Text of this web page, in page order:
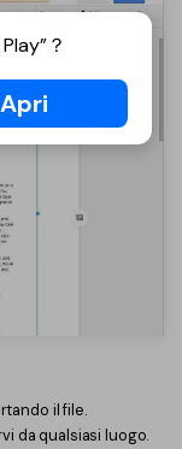
il file.
da qualsiasi luogo.
？
Apri